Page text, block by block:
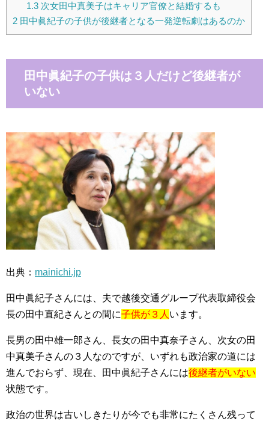
1.3次女田中真美子はキャリア官僚と結婚するも
2 田中眞紀子の子供が後継者となる一発逆転劇はあるのか
田中眞紀子の子供は３人だけど後継者が
いない
出典： mainichi.jp
田中眞紀子さんには、夫で越後交通グループ代表取締役会
長の田中直紀さんとの間に子供が３人 います。
長男の田中雄一郎さん、長女の田中真奈子さん、次女の田
中真美子さんの３人なのですが、いずれも政治家の道には
進んでおらず、現在、田中眞紀子さんには後継者がいない
状態です。
政治の世界は古いしきたりが今でも非常にたくさん残って